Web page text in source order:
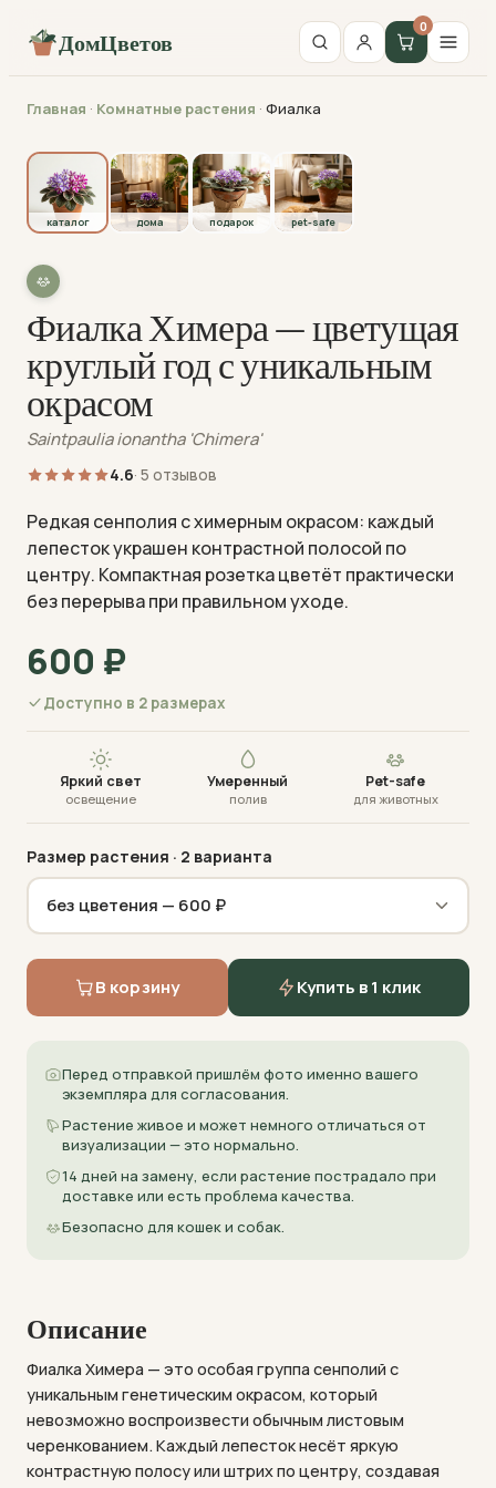
ДомЦветов
0
Главная · Комнатные растения · Фиалка
Визуализация · фото пришлём перед отправкой
каталог дома подарок pet-safe
Фиалка Химера — цветущая
круглый год с уникальным
окрасом
Saintpaulia ionantha 'Chimera'
4.6· 5 отзывов
Редкая сенполия с химерным окрасом: каждый
лепесток украшен контрастной полосой по
центру. Компактная розетка цветёт практически
без перерыва при правильном уходе.
600 ₽
Доступно в 2 размерах
Яркий свет
освещение
Умеренный
полив
Pet-safe
для животных
Размер растения · 2 варианта
В корзину Купить в 1 клик
Перед отправкой пришлём фото именно вашего
экземпляра для согласования.
Растение живое и может немного отличаться от
визуализации — это нормально.
14 дней на замену, если растение пострадало при
доставке или есть проблема качества.
Безопасно для кошек и собак.
Описание
Фиалка Химера — это особая группа сенполий с
уникальным генетическим окрасом, который
невозможно воспроизвести обычным листовым
черенкованием. Каждый лепесток несёт яркую
контрастную полосу или штрих по центру, создавая